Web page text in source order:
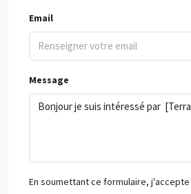
Email
Message
En soumettant ce formulaire, j'accepte